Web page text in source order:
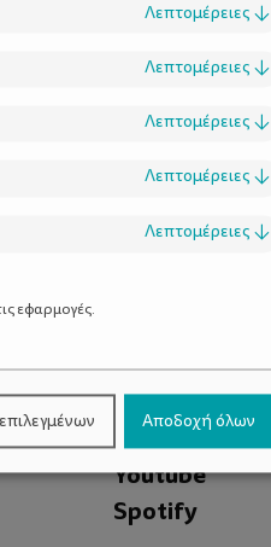
Facebook
Instagram
Youtube
Spotify
Λεπτομέρειες ↓
Λεπτομέρειες ↓
Λεπτομέρειες ↓
Λεπτομέρειες ↓
Λεπτομέρειες ↓
εφαρμογές.
Αποδοχή όλων